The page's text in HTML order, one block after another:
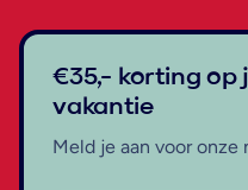
€35,- korting op
vakantie
Meld je aan voor onze